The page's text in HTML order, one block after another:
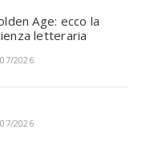
Age: ecco la
letteraria
2026
2026